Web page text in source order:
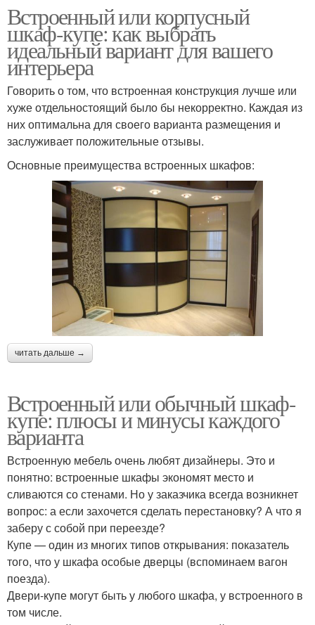
Встроенный или корпусный
шкаф-купе: как выбрать
идеальный вариант для вашего
интерьера
Говорить о том, что встроенная конструкция лучше или
хуже отдельностоящий было бы некорректно. Каждая из
них оптимальна для своего варианта размещения и
заслуживает положительные отзывы.
Основные преимущества встроенных шкафов:
читать дальше →
Встроенный или обычный шкаф-
купе: плюсы и минусы каждого
варианта
Встроенную мебель очень любят дизайнеры. Это и
понятно: встроенные шкафы экономят место и
сливаются со стенами. Но у заказчика всегда возникнет
вопрос: а если захочется сделать перестановку? А что я
заберу с собой при переезде?
Купе — один из многих типов открывания: показатель
того, что у шкафа особые дверцы (вспоминаем вагон
поезда).
Двери-купе могут быть у любого шкафа, у встроенного в
том числе.